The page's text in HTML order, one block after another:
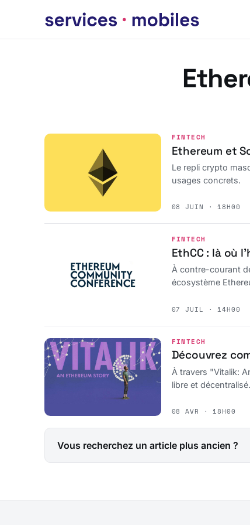
FINTECH
Ethereum et
Le repli crypto
usages concrets.
08 JUIN · 18H00
FINTECH
EthCC : là où
À contre-courant
écosystème
07 JUIL · 14H00
FINTECH
Découvrez
À travers "Vitalik:
libre et décentralisé.
08 AVR · 18H00
Vous recherchez un article plus ancien ?